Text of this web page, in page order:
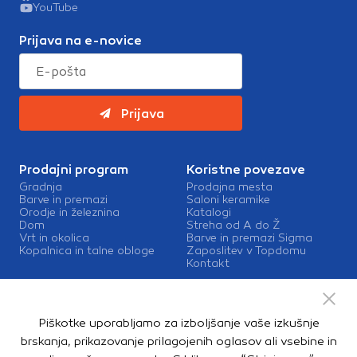
YouTube
Prijava na e-novice
Prijava
Prodajni program
Gradnja
Barve in premazi
Orodje in železnina
Dom
Vrt in okolica
Kopalnica in talne obloge
Koristne povezave
Prodajna mesta
Saloni keramike
Katalogi
Streha od A do Ž
Barve in premazi Sigma
Zaposlitev v Topdomu
Kontakt
Mešalnice barv
Dostava
Piškotke uporabljamo za izboljšanje vaše izkušnje
brskanja, prikazovanje prilagojenih oglasov ali vsebine in